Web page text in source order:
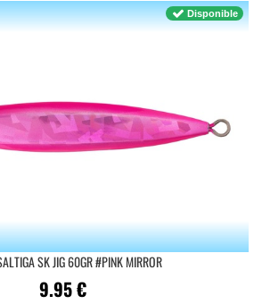
SK JIG 60GR #PINK MIRROR
9.95€
Disponible